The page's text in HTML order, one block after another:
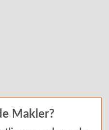
Makler?